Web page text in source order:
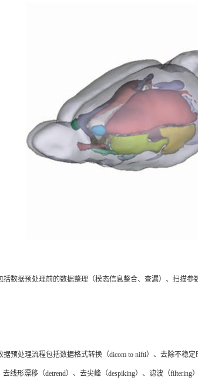
数据预处理前的数据整理（模态信息整合、查漏）、扫描参
据预处理流程包括数据格式转换（dicom to nifti）、去除不稳定
去线形漂移（detrend）、去尖峰（despiking）、滤波（